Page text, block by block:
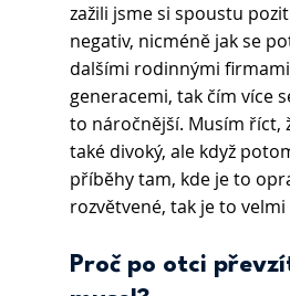
zažili jsme si spoustu
negativ, nicméně jak se
dalšími rodinnými
generacemi, tak čím více
to náročnější. Musím říct,
také divoký, ale když
příběhy tam, kde je to
rozvětvené, tak je to
Proč po otci